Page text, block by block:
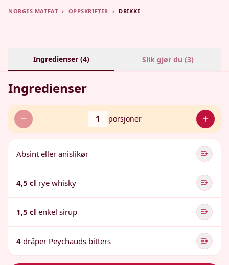
NORGES MATFAT › OPPSKRIFTER › DRIKKE
Ingredienser (4) Slik gjør du (3)
Ingredienser
1 porsjoner
Absint eller anislikør
4,5 cl rye whisky
1,5 cl enkel sirup
4 dråper Peychauds bitters